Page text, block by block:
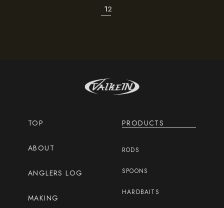
12
TOP
ABOUT
ANGLERS LOG
MAKING
PRODUCTS
RODS
SPOONS
HARDBAITS